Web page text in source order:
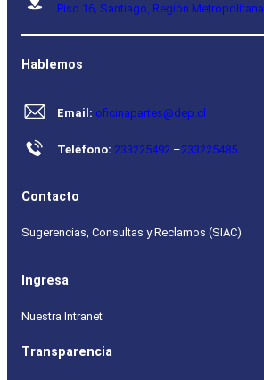
Piso 16, Santiago, Región Metropolitana.
Hablemos
Email: oficinapartes@dep.cl
Teléfono: 233225492 –233225485
Contacto
Sugerencias, Consultas y Reclamos (SIAC)
Ingresa
Nuestra Intranet
Transparencia